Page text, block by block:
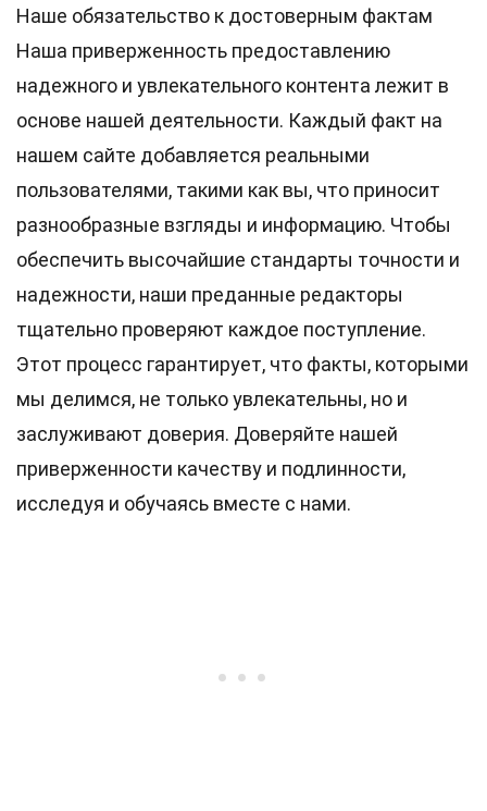
Наше обязательство к достоверным фактам
Наша приверженность предоставлению
надежного и увлекательного контента лежит в
основе нашей деятельности. Каждый факт на
нашем сайте добавляется реальными
пользователями, такими как вы, что приносит
разнообразные взгляды и информацию. Чтобы
обеспечить высочайшие стандарты точности и
надежности, наши преданные редакторы
тщательно проверяют каждое поступление.
Этот процесс гарантирует, что факты, которыми
мы делимся, не только увлекательны, но и
заслуживают доверия. Доверяйте нашей
приверженности качеству и подлинности,
исследуя и обучаясь вместе с нами.